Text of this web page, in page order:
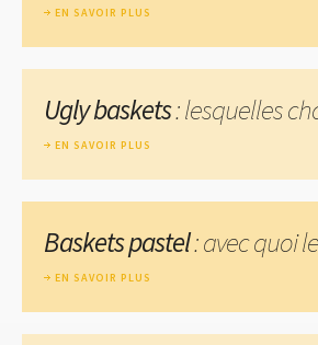
EN SAVOIR PLUS
Ugly baskets: lesquelles
EN SAVOIR PLUS
Baskets pastel: avec quoi
EN SAVOIR PLUS